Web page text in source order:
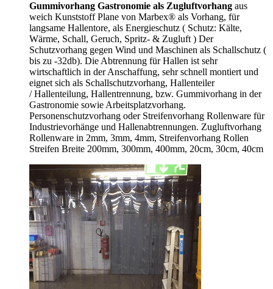
Gummivorhang Gastronomie als Zugluftvorhang aus
weich Kunststoff Plane von Marbex® als Vorhang, für
langsame Hallentore, als Energieschutz ( Schutz: Kälte,
Wärme, Schall, Geruch, Spritz- & Zugluft ) Der
Schutzvorhang gegen Wind und Maschinen als Schallschutz (
bis zu -32db). Die Abtrennung für Hallen ist sehr
wirtschaftlich in der Anschaffung, sehr schnell montiert und
eignet sich als Schallschutzvorhang, Hallenteiler
/Hallenteilung, Hallentrennung, bzw. Gummivorhang in der
Gastronomie sowie Arbeitsplatzvorhang.
Personenschutzvorhang oder Streifenvorhang Rollenware für
Industrievorhänge und Hallenabtrennungen. Zugluftvorhang
Rollenware in 2mm, 3mm, 4mm, Streifenvorhang Rollen
Streifen Breite 200mm, 300mm, 400mm, 20cm, 30cm, 40cm